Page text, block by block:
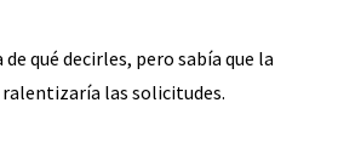
qué decirles, pero sabía que la
las solicitudes.